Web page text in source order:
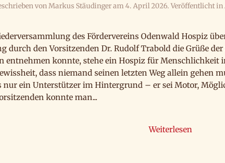
vonMarkus Stäudingeram4. April 2026. Veröffentlicht in
des Fördervereins Odenwald Hospiz
durch den Vorsitzenden Dr. Rudolf Trabold die Grüße
entnehmen konnte, stehe ein Hospiz für Menschlichkeit
dass niemand seinen letzten Weg allein gehen
nur ein Unterstützer im Hintergrund – er sei Motor,
konnte man...
Weiterlesen